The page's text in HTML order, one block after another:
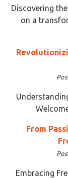
Discovering
on a
From
Embracing